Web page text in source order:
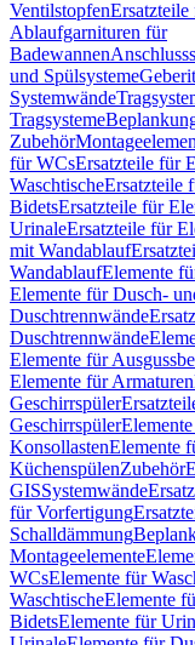
Ventilstopfen
Ablaufgarnituren für
Badewannen
und Spülsysteme
Systemwände
Tragsysteme
Zubehör
für WCsErsatzteile für
WaschtischeErsatzteile
BidetsErsatzteile für
UrinaleErsatzteile für
mit Wandablauf
WandablaufElemente
Elemente für Dusch-
Duschtrennwände
Duschtrennwände
Elemente für
Elemente für Armaturen
Geschirrspüler
Geschirrspüler
KonsollastenElemente
KüchenspülenZubehör
GISSystemwände
für Vorfertigung
Schalldämmung
Montageelemente
WCsElemente für
WaschtischeElemente
BidetsElemente für